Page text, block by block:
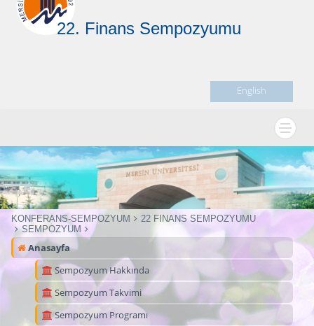
22. Finans Sempozyumu
English
KONFERANS-SEMPOZYUM
22 FINANS SEMPOZYUMU
SEMPOZYUM
Anasayfa
Sempozyum Hakkında
Sempozyum Takvimi
Sempozyum Programı